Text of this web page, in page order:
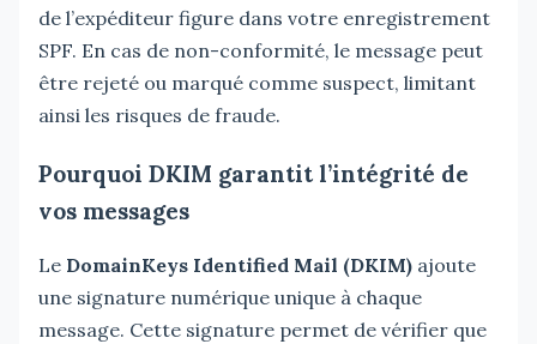
de l’expéditeur figure dans votre enregistrement
SPF. En cas de non-conformité, le message peut
être rejeté ou marqué comme suspect, limitant
ainsi les risques de fraude.
Pourquoi DKIM garantit l’intégrité de
vos messages
Le DomainKeys Identified Mail (DKIM) ajoute
une signature numérique unique à chaque
message. Cette signature permet de vérifier que